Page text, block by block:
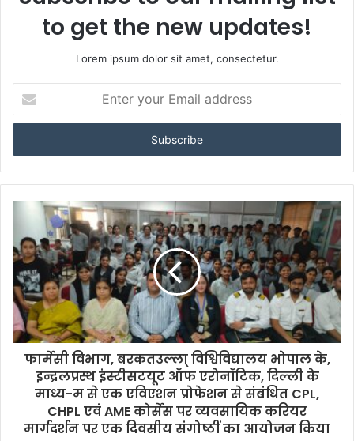
to get the new updates!
Lorem ipsum dolor sit amet, consectetur.
your
Email
फार्मेसी विभाग, बरकतउल्ला् विश्विविद्यालय भोपाल के,
इन्द्रलप्रस्थ इंस्टीसटयूट ऑफ एरोनॉटिक, दिल्ली के
माध्य-म से एक एविएशन प्रोफेशन से संबंधित CPL,
CHPL एवं AME कोर्सेस पर व्यवसायिक करियर
मार्गदर्शन पर एक दिवसीय संगोष्ठीं का आयोजन किया